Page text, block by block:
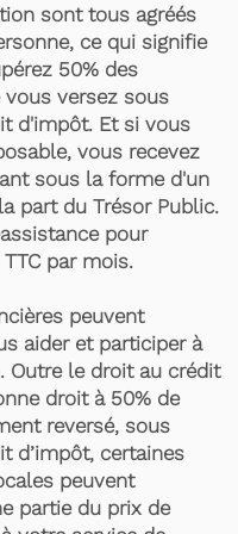
sont tous agréés
ce qui signifie
50% des
versez sous
d'impôt. Et si vous
vous recevez
sous la forme d'un
part du Trésor Public.
pour
par mois.
peuvent
aider et participer à
Outre le droit au crédit
droit à 50% de
reversé, sous
d’impôt, certaines
peuvent
partie du prix de